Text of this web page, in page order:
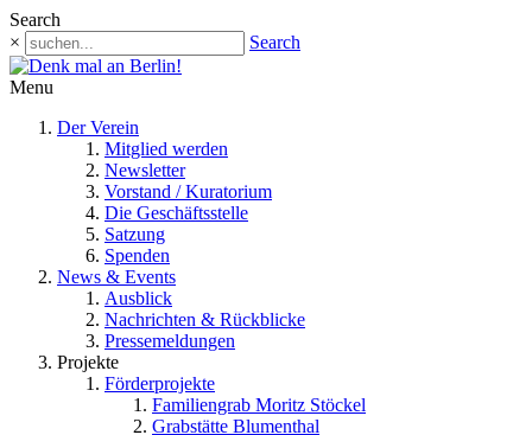
Search
×
Search
Menu
Der Verein
Mitglied werden
Newsletter
Vorstand / Kuratorium
Die Geschäftsstelle
Satzung
Spenden
News & Events
Ausblick
Nachrichten & Rückblicke
Pressemeldungen
Projekte
Förderprojekte
Familiengrab Moritz Stöckel
Grabstätte Blumenthal